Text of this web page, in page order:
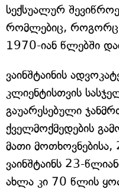
სექსუალურ
რომლებიც, როგორც
1970-იან წლებში
ვაინშტაინის
კლიენტისთვის
გაუარესებული
ქველმოქმედების
მათი
ვაინშტაინს 23-
ახლა კი 70 წლის